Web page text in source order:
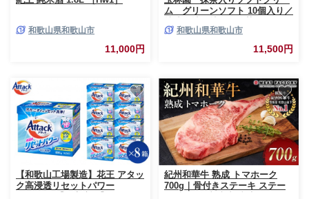
和歌山県和歌山市
11,000円
ム グリーンソフト 10個入り／
ソフトクリーム アイス スイー
ツ 冷凍 ソフトクリーム 抹茶ソ
和歌山県和歌山市
11,500円
【和歌山工場製造】花王 アタッ
ク高浸透リセットパワー
紀州和華牛 熟成 トマホーク
700g｜骨付きステーキ ステー